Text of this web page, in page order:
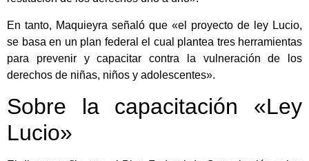
En tanto, Maquieyra señaló que «el proyecto de ley Lucio,
se basa en un plan federal el cual plantea tres herramientas
para prevenir y capacitar contra la vulneración de los
derechos de niñas, niños y adolescentes».
Sobre la capacitación «Ley
Lucio»